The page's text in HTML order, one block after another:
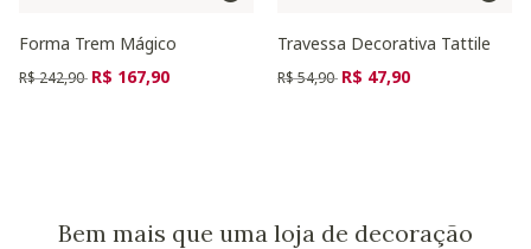
Forma Trem Mágico
Preço reduzido de
R$ 242,90 para
R$ 167,90
Travessa Decorativa Tattile
Preço reduzido de
R$ 54,90 para
R$ 47,90
Bem mais que uma loja de decoração